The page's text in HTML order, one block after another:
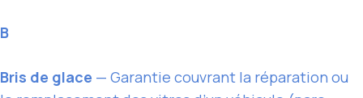
B
Bris de glace — Garantie couvrant la réparation ou